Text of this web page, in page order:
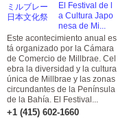
El Festival de l
a Cultura Japo
nesa de Mi...
Este acontecimiento anual es
tá organizado por la Cámara
de Comercio de Millbrae. Cel
ebra la diversidad y la cultura
única de Millbrae y las zonas
circundantes de la Península
de la Bahía. El Festival...
+1 (415) 602-1660